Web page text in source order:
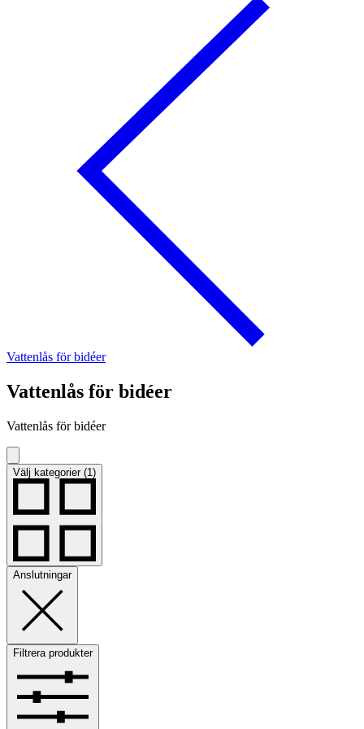
Vattenlås för bidéer
Vattenlås för bidéer
Vattenlås för bidéer
Välj kategorier (1)
Anslutningar
Filtrera produkter